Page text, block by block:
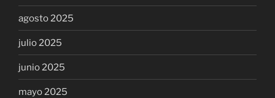
agosto 2025
julio 2025
junio 2025
mayo 2025